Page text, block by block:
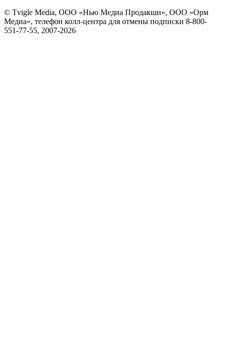
© Tvigle Media, ООО «Нью Медиа Продакшн», ООО «Орм
Медиа», телефон колл-центра для отмены подписки 8-800-
551-77-55, 2007-2026